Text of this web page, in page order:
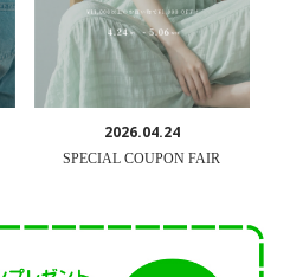
2026.04.24
SPECIAL COUPON FAIR